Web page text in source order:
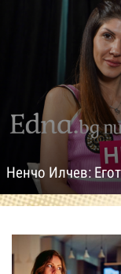
Ненчо Илчев: